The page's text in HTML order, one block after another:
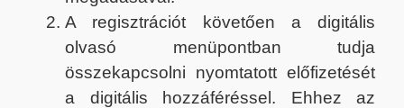
A regisztrációt követően a digitális
olvasó menüpontban tudja
összekapcsolni nyomtatott előfizetését
a digitális hozzáféréssel. Ehhez az